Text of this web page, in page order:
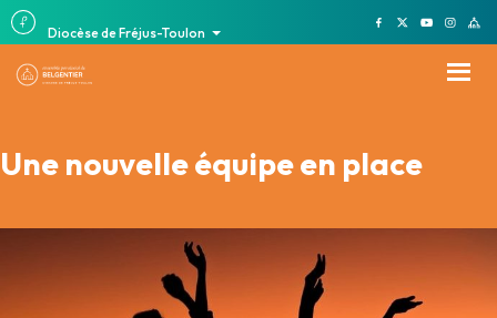
Diocèse de Fréjus-Toulon
Une nouvelle équipe en place